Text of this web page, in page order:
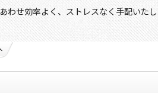
わせ効率よく、ストレスなく手配いたし